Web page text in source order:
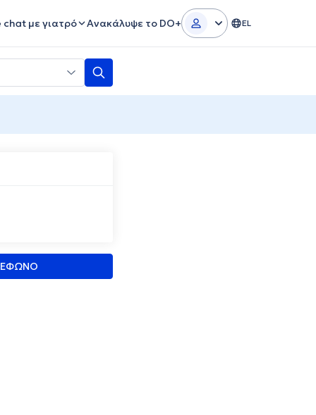
chat με γιατρό Ανακάλυψε το DO+ EL